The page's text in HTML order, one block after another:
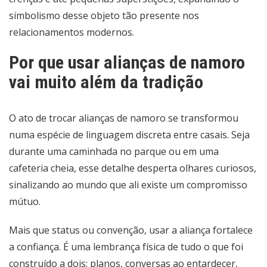
simbolismo desse objeto tão presente nos
relacionamentos modernos.
Por que usar alianças de namoro
vai muito além da tradição
O ato de trocar alianças de namoro se transformou
numa espécie de linguagem discreta entre casais. Seja
durante uma caminhada no parque ou em uma
cafeteria cheia, esse detalhe desperta olhares curiosos,
sinalizando ao mundo que ali existe um compromisso
mútuo.
Mais que status ou convenção, usar a aliança fortalece
a confiança. É uma lembrança física de tudo o que foi
construído a dois: planos, conversas ao entardecer,